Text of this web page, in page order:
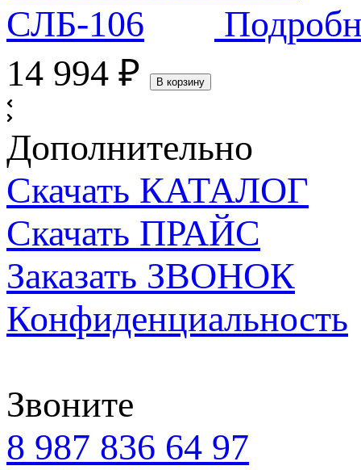
14 994 ₽ В корзину
Дополнительно
Скачать КАТАЛОГ
Скачать ПРАЙС
Заказать ЗВОНОК
Конфиденциальность
Звоните
8 987 836 64 97